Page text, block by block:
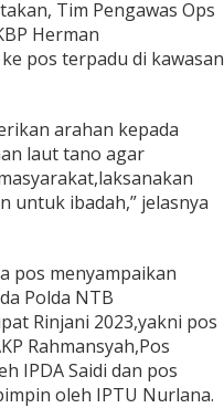
Tim Pengawas Ops
Herman
pos terpadu di kawasan
arahan kepada
laut tano agar
untuk ibadah,” jelasnya
pos menyampaikan
Polda NTB
Rinjani 2023,yakni pos
Rahmansyah,Pos
IPDA Saidi dan pos
oleh IPTU Nurlana.